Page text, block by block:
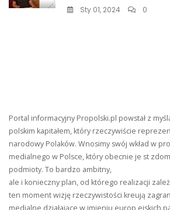
Sty 01, 2024 0
Portal informacyjny Propolski.pl powstał z
polskim kapitałem, który rzeczywiście
narodowy Polaków. Wnosimy swój wkład w
medialnego w Polsce, który obecnie je st
podmioty. To bardzo ambitny,
ale i konieczny plan, od którego realizacji
ten moment wizję rzeczywistości kreują
medialne działające w imieniu europ ejskich